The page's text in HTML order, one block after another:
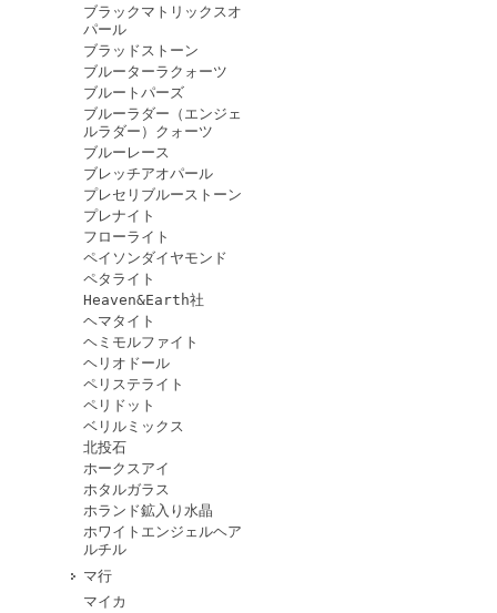
ブラックマトリックスオ
パール
ブラッドストーン
ブルーターラクォーツ
ブルートパーズ
ブルーラダー（エンジェ
ルラダー）クォーツ
ブルーレース
ブレッチアオパール
プレセリブルーストーン
プレナイト
フローライト
ペイソンダイヤモンド
ペタライト
Heaven&Earth社
ヘマタイト
ヘミモルファイト
ヘリオドール
ペリステライト
ペリドット
ベリルミックス
北投石
ホークスアイ
ホタルガラス
ホランド鉱入り水晶
ホワイトエンジェルヘア
ルチル
マ行
マイカ